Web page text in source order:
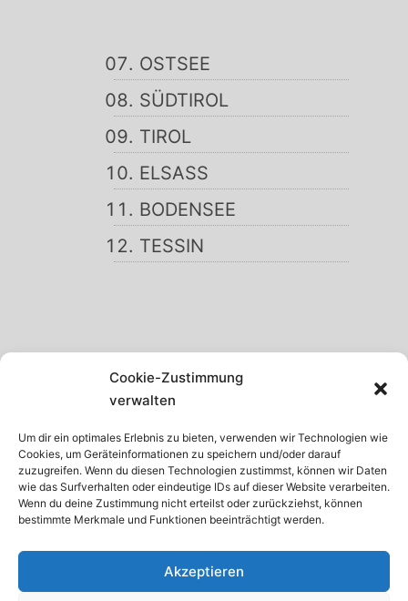
Cookie-Zustimmung
verwalten
Um dir ein optimales Erlebnis zu bieten, verwenden wir Technologien wie
Cookies, um Geräteinformationen zu speichern und/oder darauf
zuzugreifen. Wenn du diesen Technologien zustimmst, können wir Daten
wie das Surfverhalten oder eindeutige IDs auf dieser Website verarbeiten.
Wenn du deine Zustimmung nicht erteilst oder zurückziehst, können
bestimmte Merkmale und Funktionen beeinträchtigt werden.
Akzeptieren
OSTSEE
SÜDTIROL
TIROL
ELSASS
BODENSEE
TESSIN
SCHWARZWALD
GARDASEE
MADEIRA
TENERIFFA
KRETA